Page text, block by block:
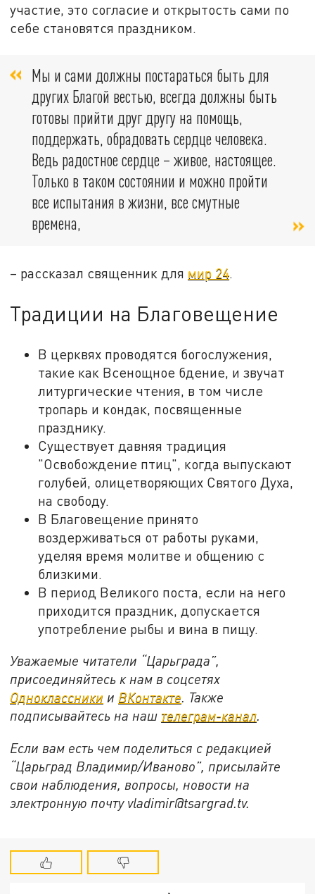
участие, это согласие и открытость сами по
себе становятся праздником.
Мы и сами должны постараться быть для
других Благой вестью, всегда должны быть
готовы прийти друг другу на помощь,
поддержать, обрадовать сердце человека.
Ведь радостное сердце – живое, настоящее.
Только в таком состоянии и можно пройти
все испытания в жизни, все смутные
времена,
– рассказал священник для мир 24
Традиции на Благовещение
В церквях проводятся богослужения,
такие как Всенощное бдение, и звучат
литургические чтения, в том числе
тропарь и кондак, посвященные
празднику.
Существует давняя традиция
"Освобождение птиц", когда выпускают
голубей, олицетворяющих Святого Духа,
на свободу.
В Благовещение принято
воздерживаться от работы руками,
уделяя время молитве и общению с
близкими.
В период Великого поста, если на него
приходится праздник, допускается
употребление рыбы и вина в пищу.
Уважаемые читатели “Царьграда”,
присоединяйтесь к нам в соцсетях
Одноклассники и ВКонтакте. Также
подписывайтесь на наш телеграм-канал.
Если вам есть чем поделиться с редакцией
“Царьград Владимир/Иваново”, присылайте
свои наблюдения, вопросы, новости на
электронную почту vladimir@tsargrad.tv.